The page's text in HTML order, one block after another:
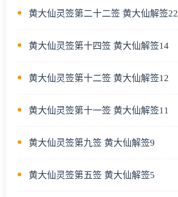
黄大仙灵签第二十二签 黄大仙解签22
黄大仙灵签第十四签 黄大仙解签14
黄大仙灵签第十二签 黄大仙解签12
黄大仙灵签第十一签 黄大仙解签11
黄大仙灵签第九签 黄大仙解签9
黄大仙灵签第五签 黄大仙解签5